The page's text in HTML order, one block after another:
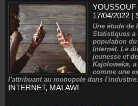
17/04/2022 |
Une étude de
Statistiques a
population du
Internet. Le
jeunesse et
Kajoloweka,
comme une
l'attribuant au monopole dans
INTERNET, MALAWI